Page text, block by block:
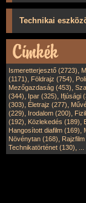
Technikai
Ismeretterjesztő (2723),
(1171), Földrajz (754),
Mezőgazdaság (453),
(344), Ipar (325), Ifjúsági
(303), Életrajz (277),
(229), Irodalom (200),
(192), Közlekedés (189),
Hangosított diafilm (169),
Növénytan (168),
Technikatörténet (130),